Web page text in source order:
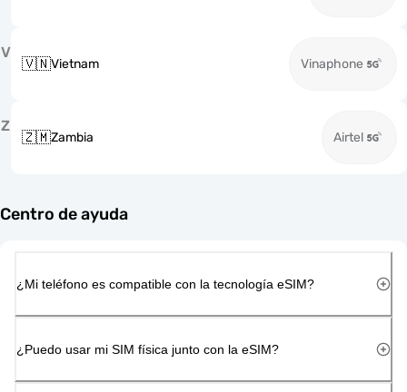
V
🇻🇳Vietnam Vinaphone
Z
🇿🇲Zambia Airtel
Centro de ayuda
¿Mi teléfono es compatible con la tecnología eSIM?
¿Puedo usar mi SIM física junto con la eSIM?